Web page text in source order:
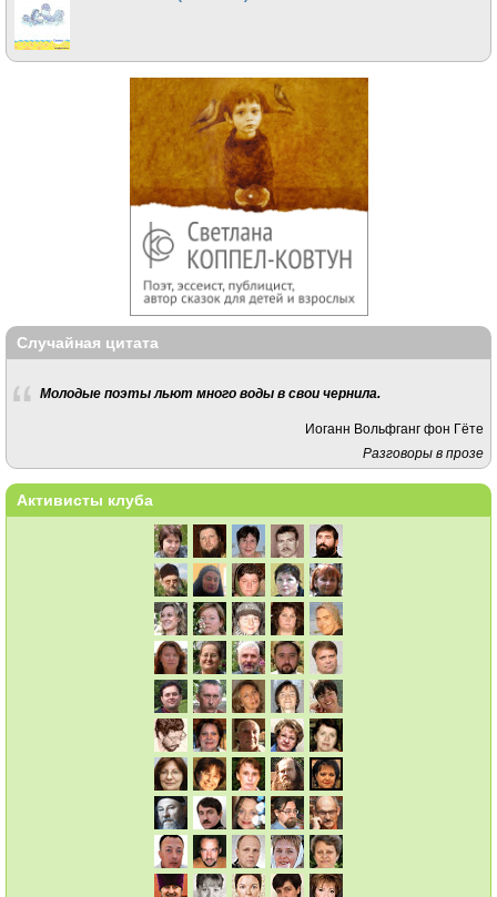
Случайная цитата
Молодые поэты льют много воды в свои чернила.
Иоганн Вольфганг фон Гёте
Разговоры в прозе
Активисты клуба